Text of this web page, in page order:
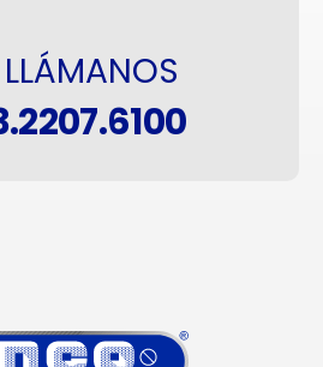
LLÁMANOS